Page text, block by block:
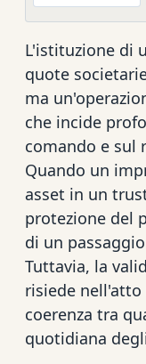
L'istituzione di
quote
ma
che incide
comando e sul
Quando un
asset in un
protezione del
di un
Tuttavia, la
risiede
coerenza tra
quotidiana